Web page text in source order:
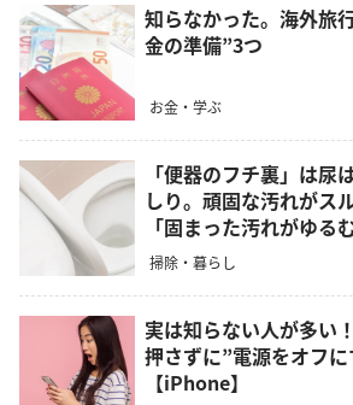
知らなかった。海外旅
金の準備”3つ
お金・学ぶ
「便器のフチ裏」は尿
しり。頑固な汚れがス
「固まった汚れがゆるむ
掃除・暮らし
実は知らない人が多い
押さずに”電源をオフ
【iPhone】